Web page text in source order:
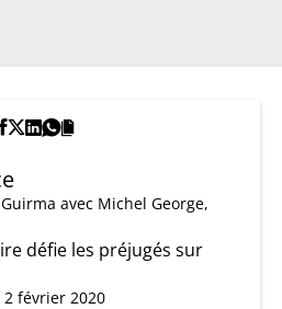
avec Michel George,
défie les préjugés sur
février 2020